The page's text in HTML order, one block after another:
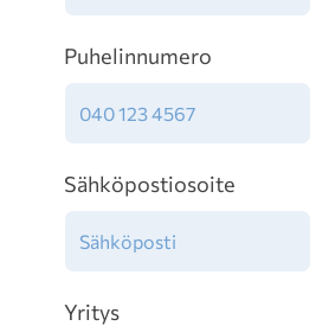
Puhelinnumero
Sähköpostiosoite
Yritys